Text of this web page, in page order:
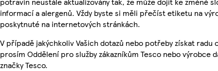
informací a alergenů. Vždy byste si měli přečíst etiketu na
poskytnuté na internetových stránkách.
V případě jakýchkoliv Vašich dotazů nebo potřeby získat radu
prosím Oddělení pro služby zákazníkům Tesco nebo výrobce
značky Tesco.